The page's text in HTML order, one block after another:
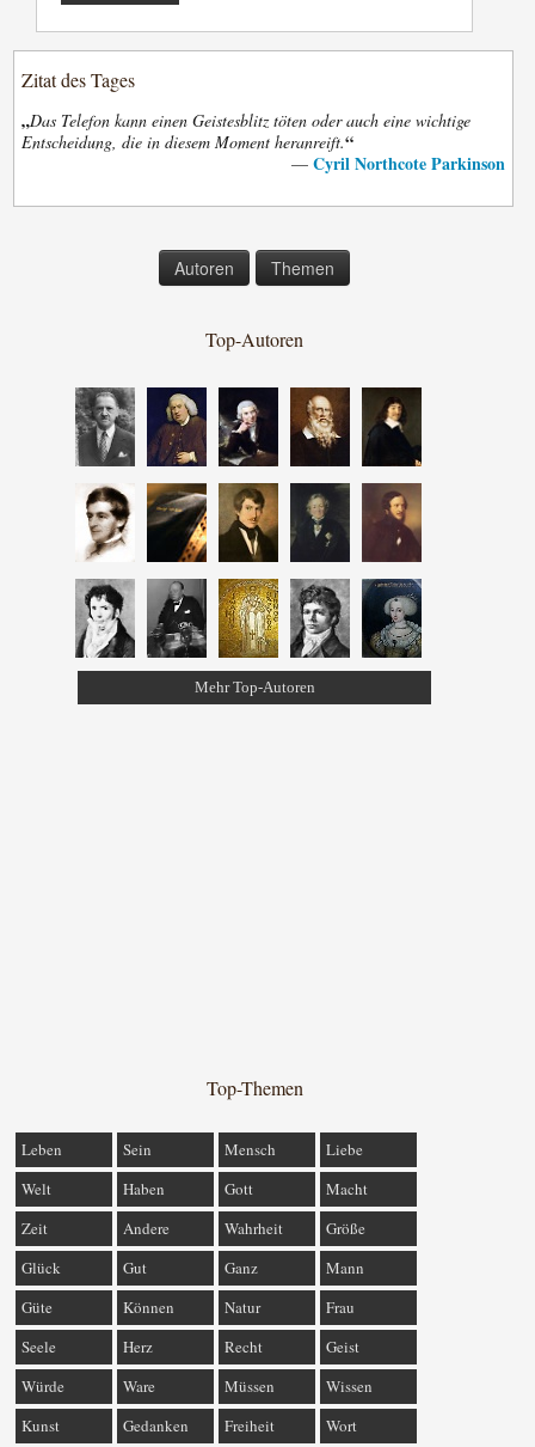
Zitat des Tages
„Das Telefon kann einen Geistesblitz töten oder auch eine wichtige
Entscheidung, die in diesem Moment heranreift.“
— Cyril Northcote Parkinson
Autoren Themen
Top-Autoren
Mehr Top-Autoren
Top-Themen
Leben Sein Mensch
Liebe
Welt
Haben Gott
Macht
Zeit
Andere Wahrheit
Größe
Glück
Gut Ganz
Mann
Güte
Können Natur
Frau
Seele
Herz Recht
Geist
Würde
Ware Müssen
Wissen
Kunst
Gedanken Freiheit Wort